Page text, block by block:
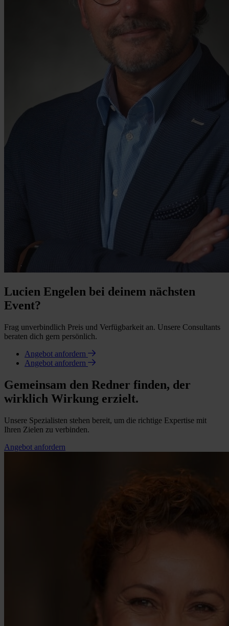
Lucien Engelen bei deinem nächsten
Event?
Frag unverbindlich Preis und Verfügbarkeit an. Unsere Consultants
beraten dich gern persönlich.
Angebot anfordern
Angebot anfordern
Gemeinsam den Redner finden, der
wirklich Wirkung erzielt.
Unsere Spezialisten stehen bereit, um die richtige Expertise mit
Ihren Zielen zu verbinden.
Angebot anfordern